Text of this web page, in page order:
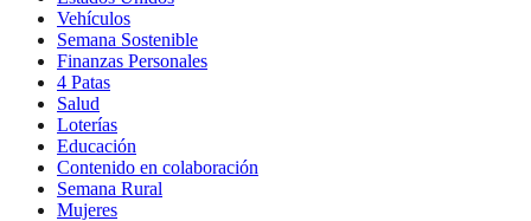
Vehículos
Semana Sostenible
Finanzas Personales
4 Patas
Salud
Loterías
Educación
Contenido en colaboración
Semana Rural
Mujeres